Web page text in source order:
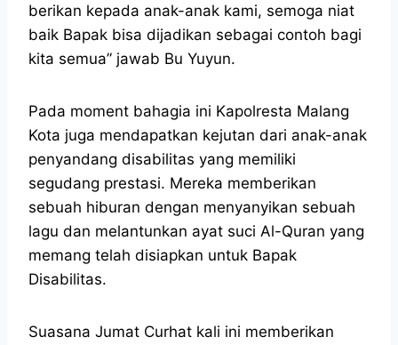
berikan kepada anak-anak kami, semoga niat
baik Bapak bisa dijadikan sebagai contoh bagi
kita semua” jawab Bu Yuyun.
Pada moment bahagia ini Kapolresta Malang
Kota juga mendapatkan kejutan dari anak-anak
penyandang disabilitas yang memiliki
segudang prestasi. Mereka memberikan
sebuah hiburan dengan menyanyikan sebuah
lagu dan melantunkan ayat suci Al-Quran yang
memang telah disiapkan untuk Bapak
Disabilitas.
Suasana Jumat Curhat kali ini memberikan